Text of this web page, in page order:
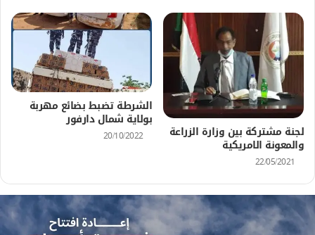
لجنة مشتركة بين وزارة الزراعة
والمعونة الامريكية
22/05/2021
الشرطة تضبط بضائع مهربة
بولاية شمال دارفور
20/10/2022